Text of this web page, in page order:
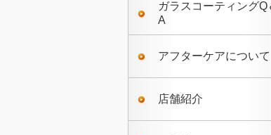
ガラスコーティングQ
A
アフターケアについて
店舗紹介